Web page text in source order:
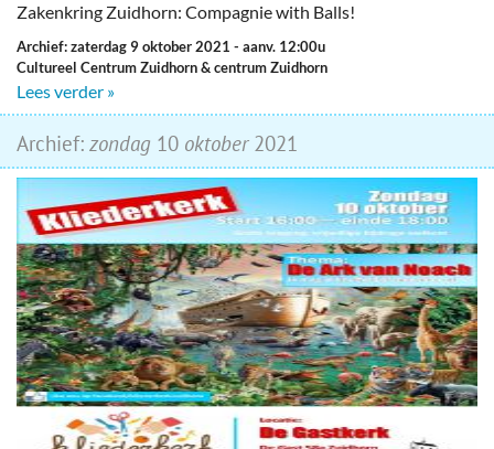
Zakenkring Zuidhorn: Compagnie with Balls!
Archief: zaterdag 9 oktober 2021 - aanv. 12:00u
Cultureel Centrum Zuidhorn & centrum Zuidhorn
Lees verder »
Archief: zondag 10 oktober2021